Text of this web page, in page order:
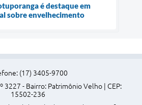
é destaque em
sobre envelhecimento
(17) 3405-9700
3227 - Bairro: Patrimônio Velho | CEP:
15502-236